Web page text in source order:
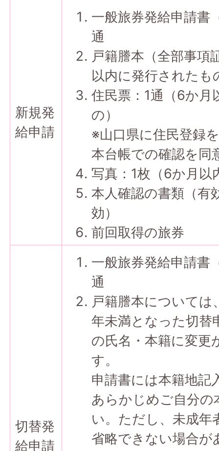
新規発
給申請
一般旅券発給申請書
通
戸籍謄本（全部事項
以内に発行されたも
住民票：1通（6か月
の）
※山口県に住民登録
本台帳での確認を同
写真：1枚（6か月
本人確認の書類（有
効）
前回取得の旅券
切替発
給申請
一般旅券発給申請書
通
戸籍謄本については
年未満となった切替
の氏名・本籍に変更
す。
申請書には本籍地記
あらかじめご自分
い。ただし、未成年
省略できない場合が